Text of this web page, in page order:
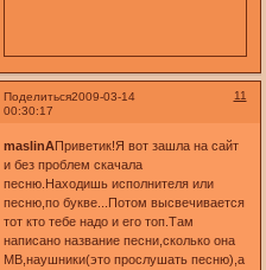
Поделиться 11
2009-03-14
00:30:17
maslinAПриветик!Я вот зашла на сайт
и без проблем скачала
песню.Находишь исполнителя или
песню,по букве...Потом высвечивается
тот кто тебе надо и его топ.Там
написано название песни,сколько она
МВ,наушники(это прослушать песню),а